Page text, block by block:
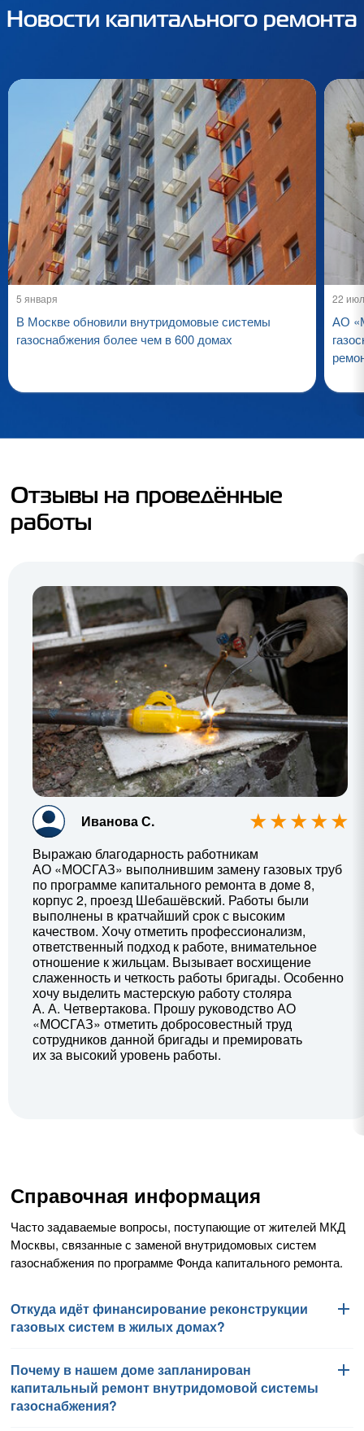
Новости капитального ремонта
5 января
В Москве обновили внутридомовые системы
газоснабжения более чем в 600 домах
22
АО
Отзывы на проведённые
работы
Иванова С.
Выражаю благодарность работникам
АО «МОСГАЗ» выполнившим замену газовых труб
по программе капитального ремонта в доме 8,
корпус 2, проезд Шебашёвский. Работы были
выполнены в кратчайший срок с высоким
качеством. Хочу отметить профессионализм,
ответственный подход к работе, внимательное
отношение к жильцам. Вызывает восхищение
слаженность и четкость работы бригады. Особенно
хочу выделить мастерскую работу столяра
А. А. Четвертакова. Прошу руководство АО
«МОСГАЗ» отметить добросовестный труд
сотрудников данной бригады и премировать
их за высокий уровень работы.
Справочная информация
Часто задаваемые вопросы, поступающие от жителей МКД
Москвы, связанные с заменой внутридомовых систем
газоснабжения по программе Фонда капитального ремонта.
Откуда идёт финансирование реконструкции
газовых систем в жилых домах?
Работы по замене внутридомовых систем газоснабжения
финансируются Фондом капитального ремонта
многоквартирных домов города Москвы в соответствии
Почему в нашем доме запланирован
капитальный ремонт внутридомовой системы
газоснабжения?